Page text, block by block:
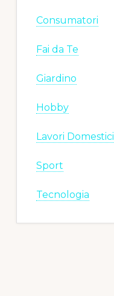
Consumatori
Fai da Te
Giardino
Hobby
Lavori Domestici
Sport
Tecnologia